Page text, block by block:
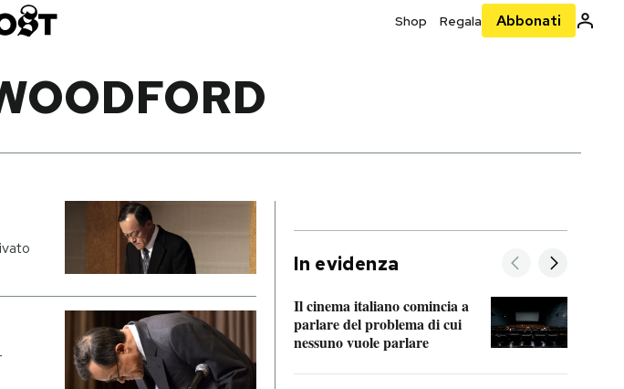
Shop Regala Abbonati
In evidenza
Il cinema italiano comincia a
parlare del problema di cui
nessuno vuole parlare